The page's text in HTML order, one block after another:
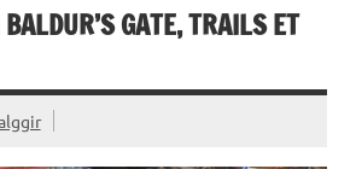
GATE, TRAILS ET